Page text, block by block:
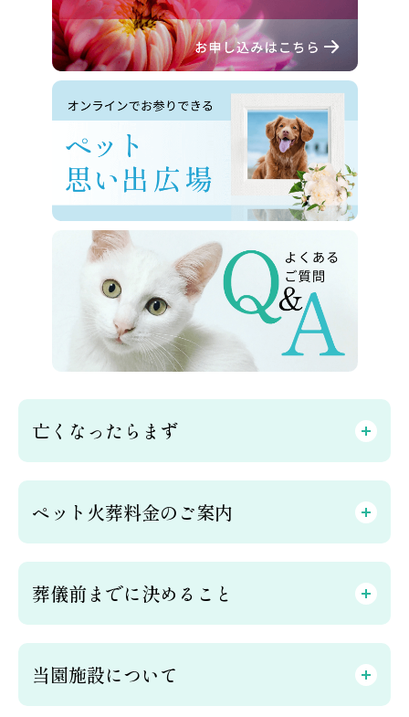
亡くなったらまず
ペット火葬料金のご案内
葬儀前までに決めること
当園施設について